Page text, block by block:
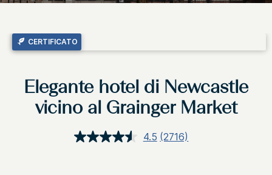
CERTIFICATO
Elegante hotel di Newcastle
vicino al Grainger Market
4.5 Leggi
(2716)